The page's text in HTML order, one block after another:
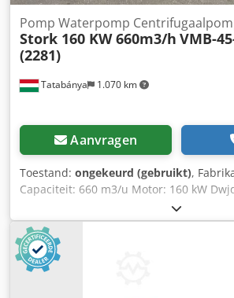
Tatabánya 1.070 km
Pomp Waterpomp
Stork 160 KW 660m3/h VMB-
(2281)
Aanvragen
Toestand: ongekeurd (gebruikt),
Capaciteit: 660 m3/u Motor: 160 kW